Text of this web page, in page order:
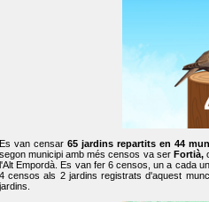
Es van censar65 jardins repartits en 44
segon municipi amb més censos va ser Fortià,
l'Alt Empordà. Es van fer 6 censos, un a cada
4 censos als 2 jardins registrats d'aquest
jardins.